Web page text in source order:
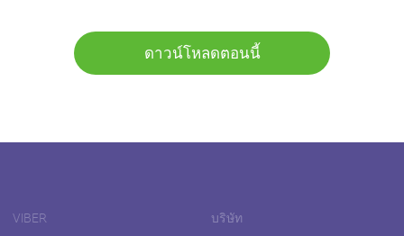
ดาวน์โหลดตอนนี้
VIBER บริษัท